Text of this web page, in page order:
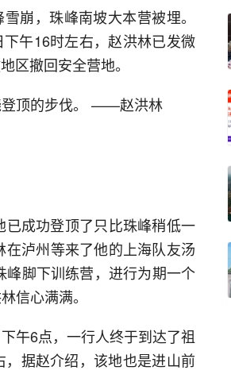
崩，珠峰南坡大本营被埋。
午16时左右，赵洪林已发微
区撤回安全营地。
登顶的步伐。 ——赵洪林
成功登顶了只比珠峰稍低一
在泸州等来了他的上海队友汤
脚下训练营，进行为期一个
信心满满。
午6点，一行人终于到达了祖
据赵介绍，该地也是进山前